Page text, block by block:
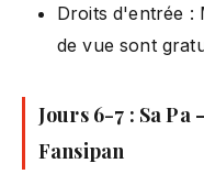
Droits d'entrée :
de vue sont
Jours 6-7 : Sa
Fansipan